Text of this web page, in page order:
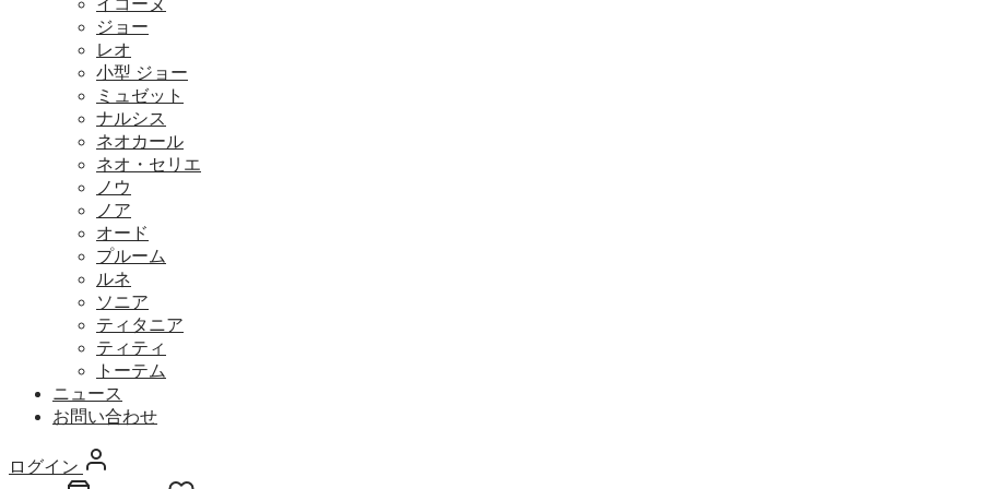
ジョー
レオ
小型 ジョー
ミュゼット
ナルシス
ネオカール
ネオ・セリエ
ノウ
ノア
オード
プルーム
ルネ
ソニア
ティタニア
ティティ
トーテム
ニュース
お問い合わせ
ログイン